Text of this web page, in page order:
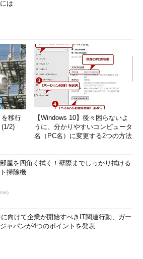
は
移行
2)
【Windows 10】後々困らないよ
うに、分かりやすいコンピュータ
名（PC名）に変更する2つの方法
屋を四角く拭く！壁際までしっかり拭ける
掃除機
向けて企業が開始すべきIT関連行動、ガー
ジャパンが4つのポイントを発表